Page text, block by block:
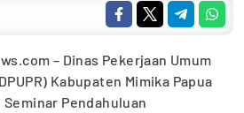
– Dinas Pekerjaan Umum
Kabupaten Mimika Papua
Pendahuluan